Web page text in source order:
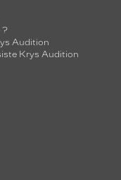
?
Audition
Krys Audition